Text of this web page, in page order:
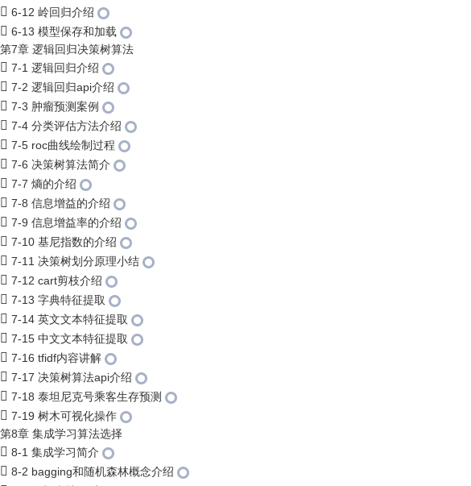
6-12 岭回归介绍
6-13 模型保存和加载
第7章 逻辑回归决策树算法
7-1 逻辑回归介绍
7-2 逻辑回归api介绍
7-3 肿瘤预测案例
7-4 分类评估方法介绍
7-5 roc曲线绘制过程
7-6 决策树算法简介
7-7 熵的介绍
7-8 信息增益的介绍
7-9 信息增益率的介绍
7-10 基尼指数的介绍
7-11 决策树划分原理小结
7-12 cart剪枝介绍
7-13 字典特征提取
7-14 英文文本特征提取
7-15 中文文本特征提取
7-16 tfidf内容讲解
7-17 决策树算法api介绍
7-18 泰坦尼克号乘客生存预测
7-19 树木可视化操作
第8章 集成学习算法选择
8-1 集成学习简介
8-2 bagging和随机森林概念介绍